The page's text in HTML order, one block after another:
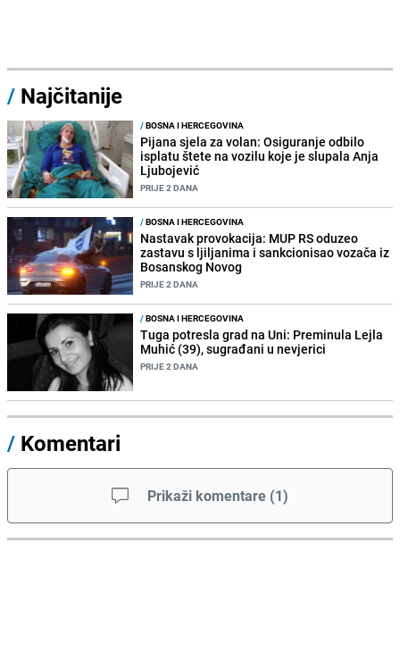
/ Najčitanije
/BOSNA I HERCEGOVINA
Pijana sjela za volan: Osiguranje odbilo
isplatu štete na vozilu koje je slupala Anja
Ljubojević
PRIJE 2 DANA
/BOSNA I HERCEGOVINA
Nastavak provokacija: MUP RS oduzeo
zastavu s ljiljanima i sankcionisao vozača iz
Bosanskog Novog
PRIJE 2 DANA
/BOSNA I HERCEGOVINA
Tuga potresla grad na Uni: Preminula Lejla
Muhić (39), sugrađani u nevjerici
PRIJE 2 DANA
/ Komentari
Prikaži komentare (1)